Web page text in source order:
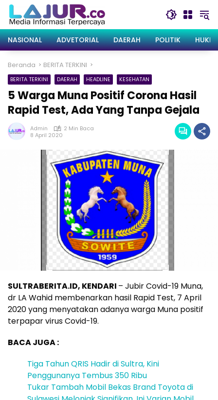
Langsung
konten
NASIONAL
ADVETORIAL DAERAH POLITIK
Beranda BERITA TERKINI
BERITA TERKINI DAERAH HEADLINE KESEHATAN
5 Warga Muna Positif Corona Hasil
Rapid Test, Ada Yang Tanpa Gejala
Admin
2 Min Baca
8 April 2020
SULTRABERITA.ID, KENDARI – Jubir Covid-19 Muna,
dr LA Wahid membenarkan hasil Rapid Test, 7 April
2020 yang menyatakan adanya warga Muna positif
terpapar virus Covid-19.
BACA JUGA :
Tiga Tahun QRIS Hadir di Sultra, Kini
Penggunanya Tembus 350 Ribu
Tukar Tambah Mobil Bekas Brand Toyota di